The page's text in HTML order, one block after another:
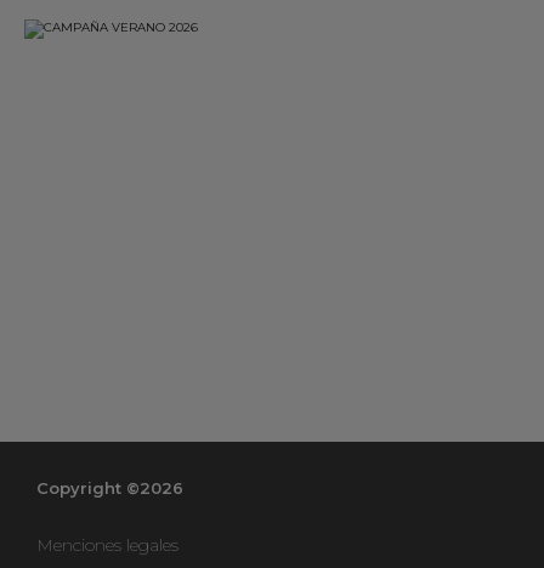
Copyright ©2026
Menciones legales